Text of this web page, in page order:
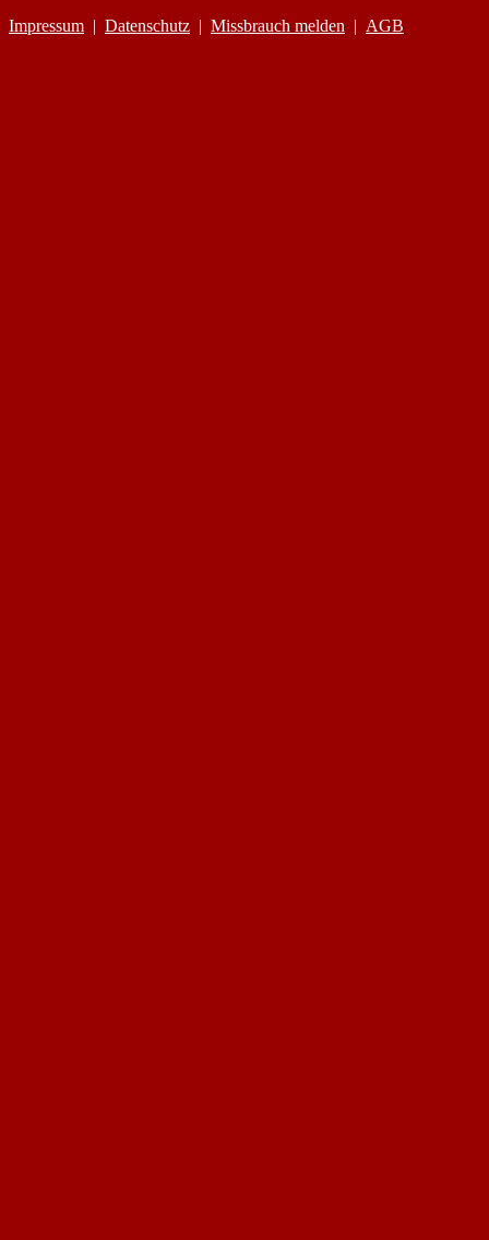
Impressum | Datenschutz | Missbrauch melden | AGB